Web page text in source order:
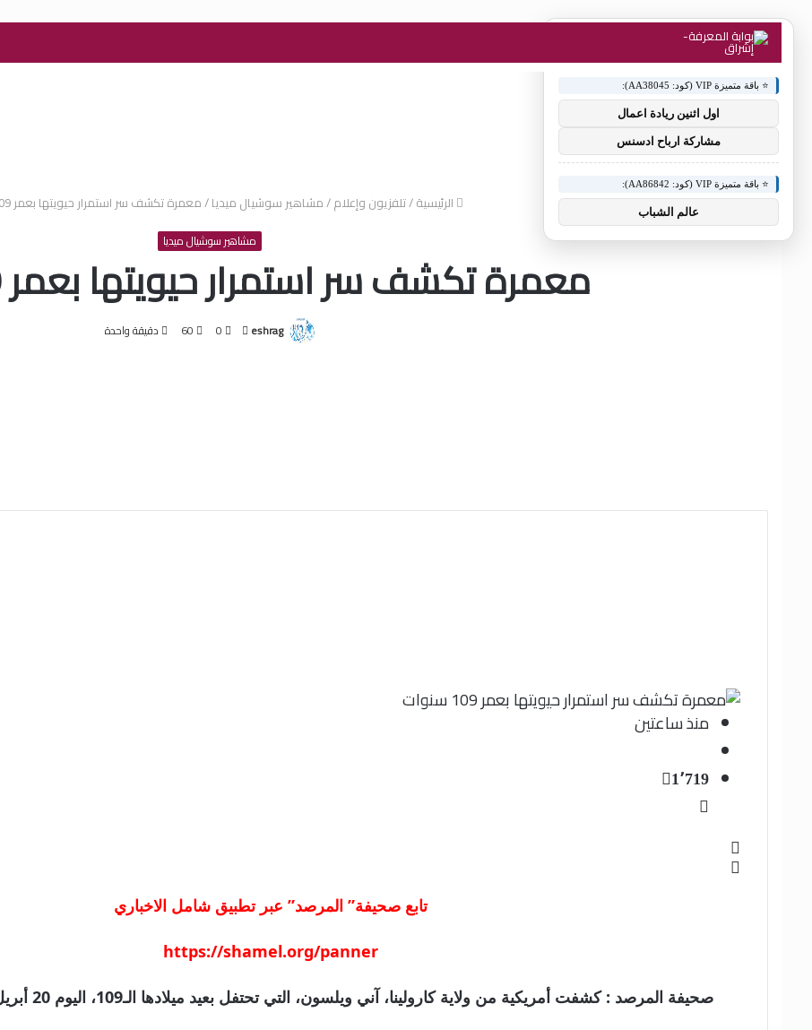
الرئيسية/تلفزيون وإعلام/مشاهير سوشيال ميديا/معمرة تكشف سر استمرار حيويتها بعمر 109 سنوات
مشاهير سوشيال ميديا
معمرة تكشف سر استمرار حيويتها بعمر 109 سنوات
eshrag
أرسل 0
60 دقيقة واحدة
منذ ساعتين
1٬719
تابع صحيفة” المرصد” عبر تطبيق شامل الاخباري
https://shamel.org/panner
صحيفة المرصد : كشفت أمريكية من ولاية كارولينا، آني ويلسون، التي تحتفل بعيد ميلادها الـ109، اليوم 20 أبريل/نيسان، سر طول عمرها.
🚀 توصيات :
⭐ باقة متميزة VIP (كود: AA38045):
اول اثنين ريادة اعمال
مشاركة ارباح ادسنس
⭐ باقة متميزة VIP (كود: AA86842):
عالم الشباب